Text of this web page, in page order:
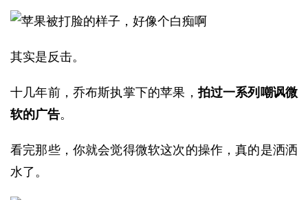
其实是反击。
十几年前，乔布斯执掌下的苹果，拍过一系列嘲讽微
软的广告。
看完那些，你就会觉得微软这次的操作，真的是洒洒
水了。